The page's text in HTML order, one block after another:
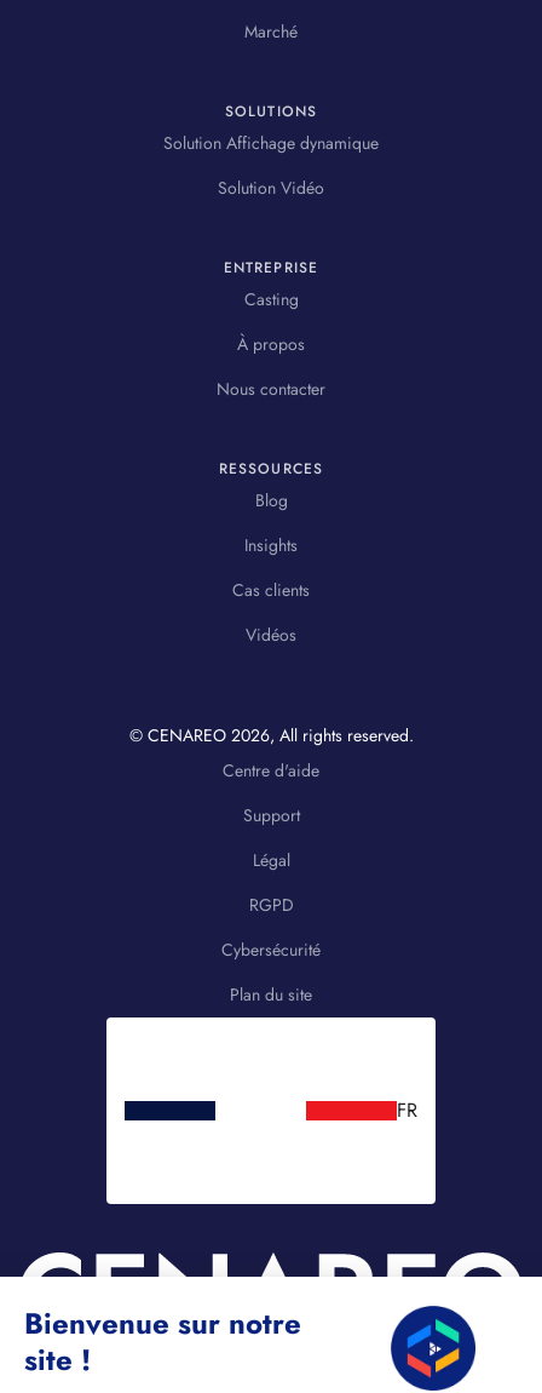
Bienvenue sur notre
site !
Marché
SOLUTIONS
Solution Affichage dynamique
Solution Vidéo
ENTREPRISE
Casting
À propos
Nous contacter
RESSOURCES
Blog
Insights
Cas clients
Vidéos
© CENAREO 2026, All rights reserved.
Centre d'aide
Support
Légal
RGPD
Cybersécurité
Plan du site
FR